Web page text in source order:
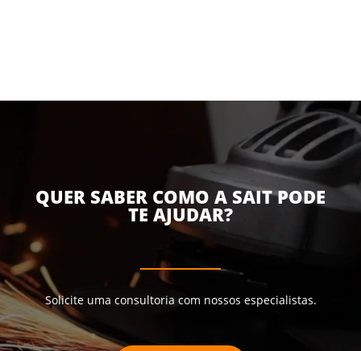
QUER SABER COMO A SAIT PODE
TE AJUDAR?
Solicite uma consultoria com nossos especialistas.